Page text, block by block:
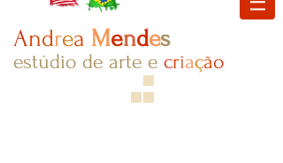
Andrea Mendes
estúdio de arte e criaç​ão